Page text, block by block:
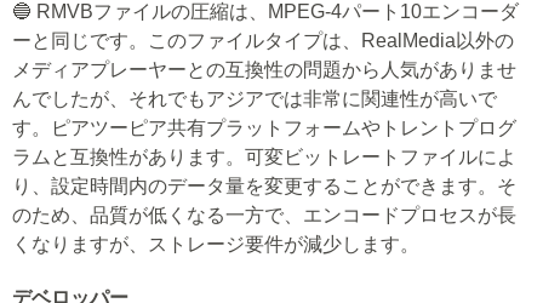
🔵 RMVBファイルの圧縮は、MPEG-4パート10エンコーダ
ーと同じです。このファイルタイプは、RealMedia以外の
メディアプレーヤーとの互換性の問題から人気がありませ
んでしたが、それでもアジアでは非常に関連性が高いで
す。ピアツーピア共有プラットフォームやトレントプログ
ラムと互換性があります。可変ビットレートファイルによ
り、設定時間内のデータ量を変更することができます。そ
のため、品質が低くなる一方で、エンコードプロセスが長
くなりますが、ストレージ要件が減少します。
デベロッパー